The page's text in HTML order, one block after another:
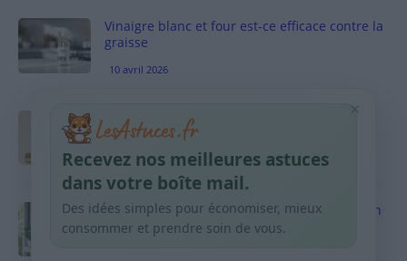
Vinaigre blanc et four est-ce efficace contre la
graisse
10 avril 2026
Taches pigmentaires : routine simple +
habitudes qui aident
9 avril 2026
Produits ménagers : comment économiser en
courses sans acheter 10 sprays
×
Recevez nos meilleures astuces
dans votre boîte mail.
Des idées simples pour économiser, mieux
consommer et prendre soin de vous.